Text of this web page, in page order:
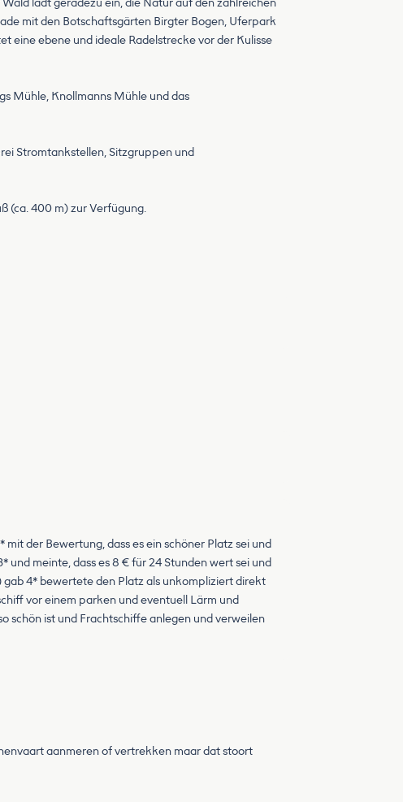
lädt geradezu ein, die Natur auf den zahlreichen
mit den Botschaftsgärten Birgter Bogen, Uferpark
eine ebene und ideale Radelstrecke vor der Kulisse
Mühle, Knollmanns Mühle und das
Stromtankstellen, Sitzgruppen und
(ca. 400 m) zur Verfügung.
der Bewertung, dass es ein schöner Platz sei und
meinte, dass es 8 € für 24 Stunden wert sei und
gab 4* bewertete den Platz als unkompliziert direkt
vor einem parken und eventuell Lärm und
schön ist und Frachtschiffe anlegen und verweilen
aanmeren of vertrekken maar dat stoort